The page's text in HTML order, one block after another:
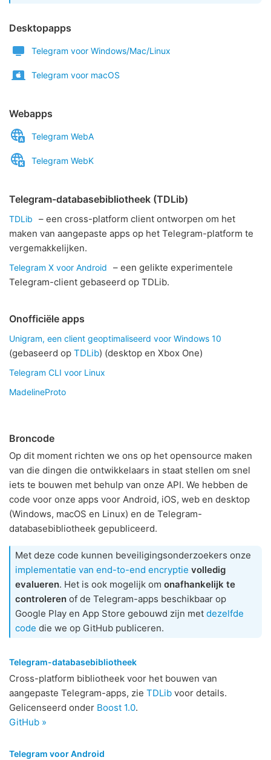
Desktopapps
Telegram voor Windows/Mac/Linux
Telegram voor macOS
Webapps
Telegram WebA
Telegram WebK
Telegram-databasebibliotheek (TDLib)
TDLib
– een cross-platform client ontworpen om het
maken van aangepaste apps op het Telegram-platform te
vergemakkelijken.
Telegram X voor Android
– een gelikte experimentele
Telegram-client gebaseerd op TDLib.
Onofficiële apps
Unigram, een client geoptimaliseerd voor Windows 10
(gebaseerd op TDLib) (desktop en Xbox One)
Telegram CLI voor Linux
MadelineProto
Broncode
Op dit moment richten we ons op het opensource maken
van die dingen die ontwikkelaars in staat stellen om snel
iets te bouwen met behulp van onze API. We hebben de
code voor onze apps voor Android, iOS, web en desktop
(Windows, macOS en Linux) en de Telegram-
databasebibliotheek gepubliceerd.
Met deze code kunnen beveiligingsonderzoekers onze
implementatie van end-to-end encryptie volledig
evalueren. Het is ook mogelijk om onafhankelijk te
controleren of de Telegram-apps beschikbaar op
Google Play en App Store gebouwd zijn met dezelfde
code die we op GitHub publiceren.
Telegram-databasebibliotheek
Cross-platform bibliotheek voor het bouwen van
aangepaste Telegram-apps, zie TDLib voor details.
Gelicenseerd onder Boost 1.0.
GitHub »
Telegram voor Android